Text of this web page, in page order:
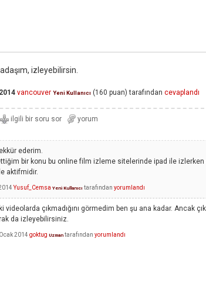
izleyebilirsin.
vancouver Yeni Kullanıcı (160 puan) tarafından cevaplandı
ederim.
bir konu bu online film izleme sitelerinde ipad ile
aktifmidir.
Yusuf_Cemsa Yeni Kullanıcı tarafından yorumlandı
videolarda çıkmadığını görmedim ben şu ana kadar. Ancak
da izleyebilirsiniz.
2014 goktug Uzman tarafından yorumlandı